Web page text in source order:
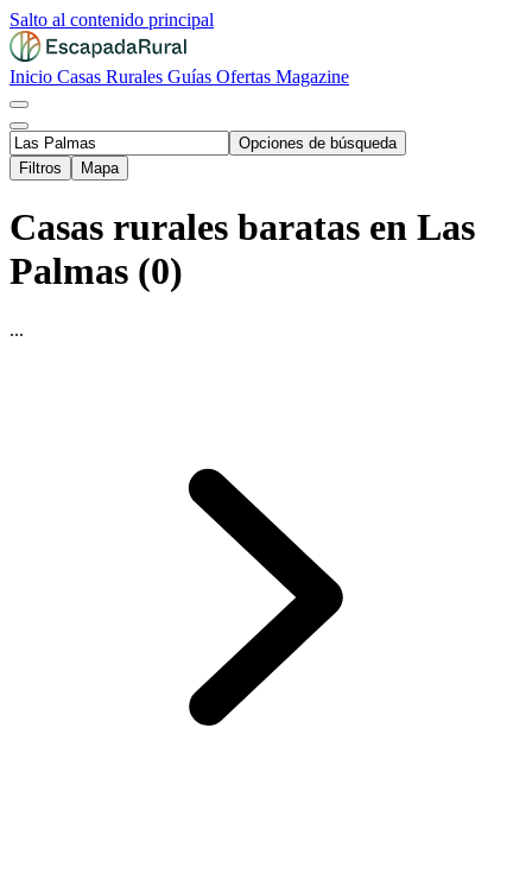
Salto al contenido principal
Inicio Casas Rurales Guías Ofertas Magazine
Opciones de búsqueda
Filtros
Mapa
Casas rurales baratas en Las
Palmas (0)
...